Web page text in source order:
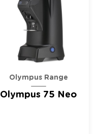
Olympus Range
Olympus 75 Neo